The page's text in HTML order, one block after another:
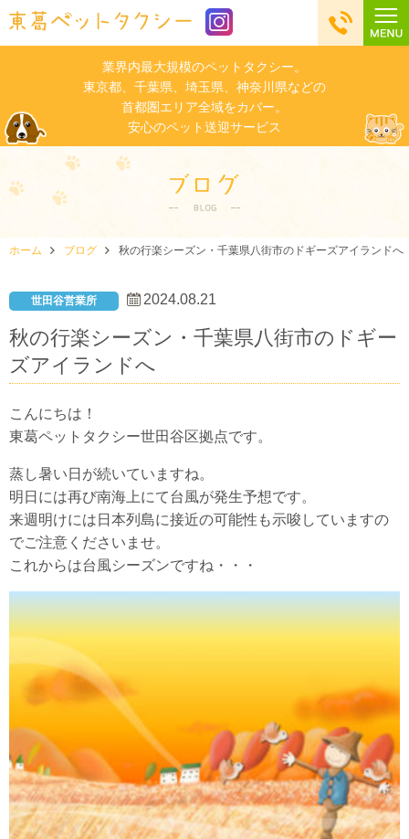
業界内最大規模のペットタクシー。
東京都、千葉県、埼玉県、神奈川県などの
首都圏エリア全域をカバー。
安心のペット送迎サービス
ホーム ブログ 秋の行楽シーズン・千葉県八街市のドギーズアイランドへ
世田谷営業所 2024.08.21
秋の行楽シーズン・千葉県八街市のドギー
ズアイランドへ
こんにちは！
東葛ペットタクシー世田谷区拠点です。
蒸し暑い日が続いていますね。
明日には再び南海上にて台風が発生予想です。
来週明けには日本列島に接近の可能性も示唆していますの
でご注意くださいませ。
これからは台風シーズンですね・・・